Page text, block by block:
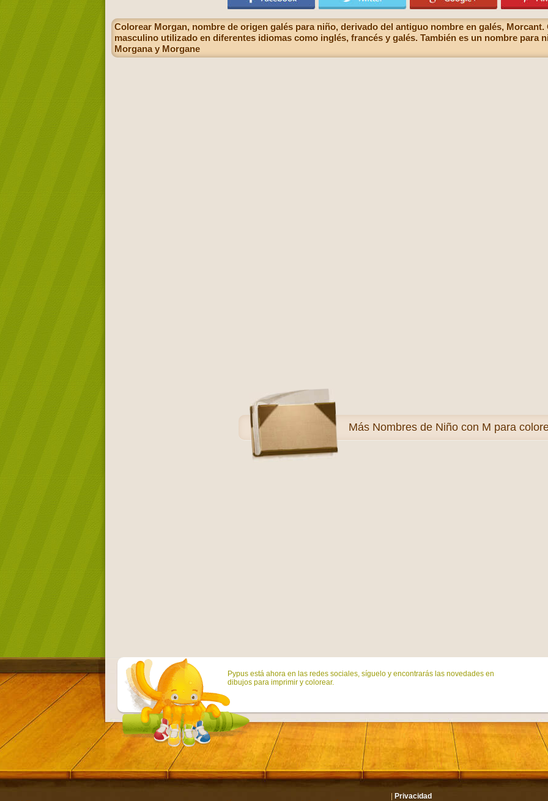
Colorear Morgan, nombre de origen galés para niño, derivado del antiguo nombre en galés,
masculino utilizado en diferentes idiomas como inglés, francés y galés. También es un nombre para
Morgana y Morgane
Más Nombres de Niño con M para
Pypus está ahora en las redes sociales, síguelo y encontrarás las novedades en
dibujos para imprimir y colorear.
Privacidad